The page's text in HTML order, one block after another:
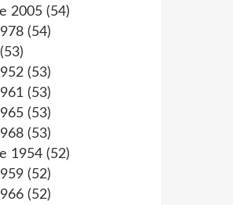
2005 (54)
(54)
(53)
(53)
(53)
(53)
(53)
1954 (52)
(52)
(52)